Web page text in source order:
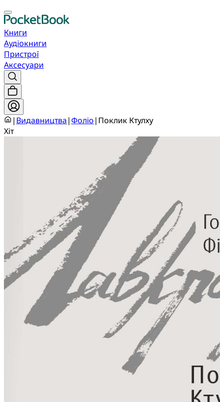
Книги
Аудіокниги
Пристрої
Аксесуари
| Видавництва|Фоліо| Поклик Ктулху
Хіт